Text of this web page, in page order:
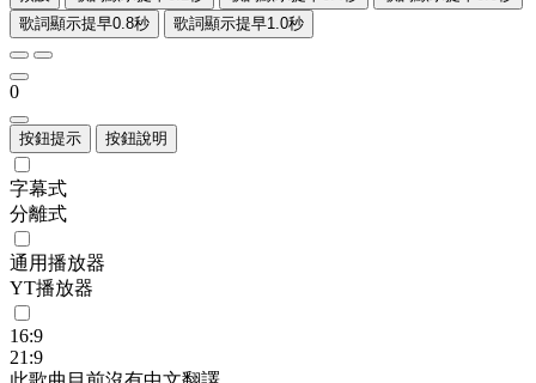
歌詞顯示提早0.8秒
歌詞顯示提早1.0秒
0
按鈕提示 按鈕說明
字幕式
分離式
通用播放器
YT播放器
16:9
21:9